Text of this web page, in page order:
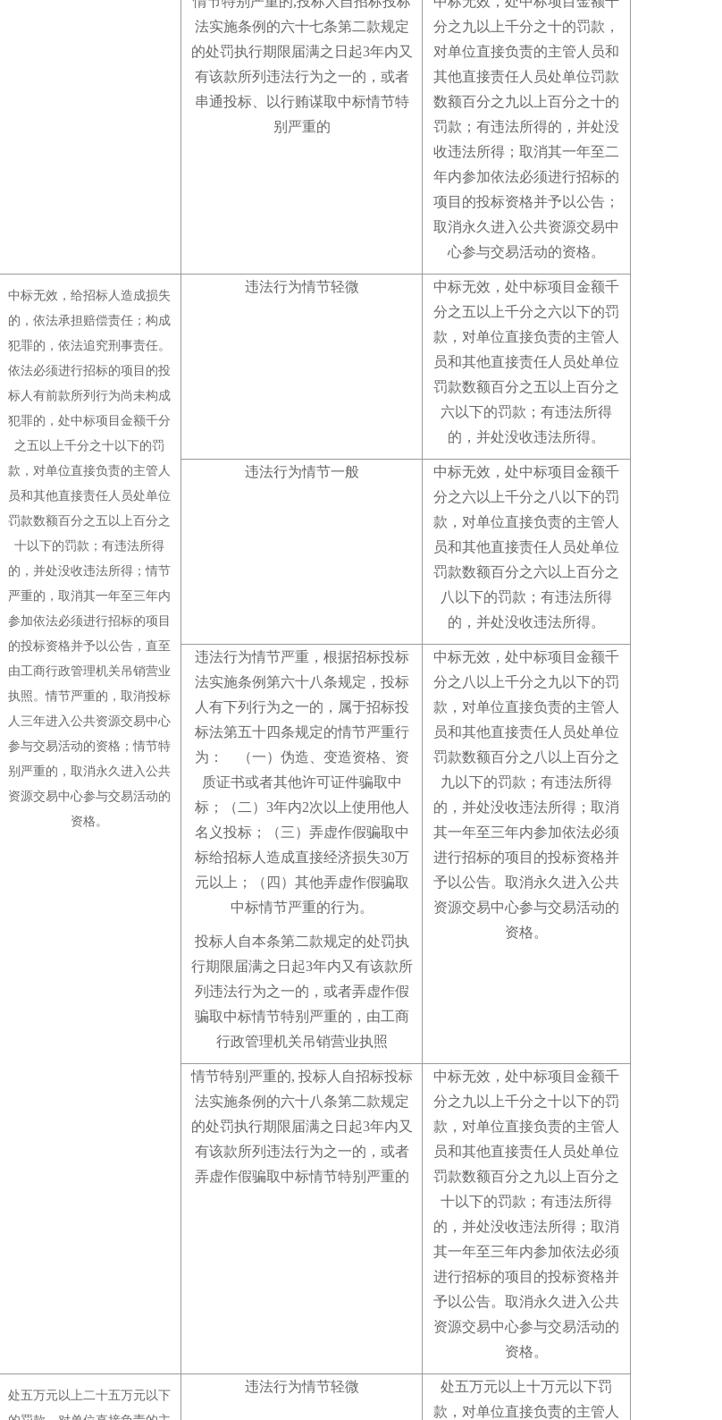
法实施条例的六十七条第二款规定
的处罚执行期限届满之日起3年内又
有该款所列违法行为之一的，或者
串通投标、以行贿谋取中标情节特
别严重的
分之九以上千分之十的罚款，
对单位直接负责的主管人员和
其他直接责任人员处单位罚款
数额百分之九以上百分之十的
罚款 ； 有违法所得的，并处没
收违法所得 ； 取消其一年至二
年内参加依法必须进行招标的
项目的投标资格并予以公告 ；
取消永久进入公共资源交易中
心参与交易活动的资格。
中标无效，给招标人造成损失
的，依法承担赔偿责任； 构成
犯罪的，依法追究刑事责任。
依法必须进行招标的项目的投
标人有前款所列行为尚未构成
犯罪的，处中标项目金额千分
之五以上千分之十以下的罚
款，对单位直接负责的主管人
员和其他直接责任人员处单位
罚款数额百分之五以上百分之
十以下的罚款 ； 有违法所得
的，并处没收违法所得；情节
严重的，取消其一年至三年内
参加依法必须进行招标的项目
的投标资格并予以公告，直至
由工商行政管理机关吊销营业
执照。情节严重的，取消投标
人三年进入公共资源交易中心
参与交易活动的资格 ；情节特
别严重的，取消永久进入公共
资源交易中心参与交易活动的
资格。
违法行为情节轻微
中标无效，处中标项目金额千
分之五以上千分之六以下的罚
款，对单位直接负责的主管人
员和其他直接责任人员处单位
罚款数额百分之五以上百分之
六以下的罚款 ； 有违法所得
的，并处没收违法所得。
违法行为情节一般
中标无效，处中标项目金额千
分之六以上千分之八以下的罚
款，对单位直接负责的主管人
员和其他直接责任人员处单位
罚款数额百分之六以上百分之
八以下的罚款 ； 有违法所得
的，并处没收违法所得。
违法行为情节严重，根据招标投标
法实施条例第六十八条规定，投标
人有下列行为之一的，属于招标投
标法第五十四条规定的情节严重行
为： （一）伪造、变造资格、资
质证书或者其他许可证件骗取中
标；
（二）3年内2次以上使用他人
名义投标；
（三）弄虚作假骗取中
标给招标人造成直接经济损失30万
元以上 ；
（四）其他弄虚作假骗取
中标情节严重的行为。
投标人自本条第二款规定的处罚执
行期限届满之日起3年内又有该款所
列违法行为之一的，或者弄虚作假
骗取中标情节特别严重的，由工商
行政管理机关吊销营业执照
中标无效，处中标项目金额千
分之八以上千分之九以下的罚
款，对单位直接负责的主管人
员和其他直接责任人员处单位
罚款数额百分之八以上百分之
九以下的罚款 ； 有违法所得
的，并处没收违法所得 ； 取消
其一年至三年内参加依法必须
进行招标的项目的投标资格并
予以公告。 取消永久进入公共
资源交易中心参与交易活动的
资格。
情节特别严重的, 投标人自招标投标
法实施条例的六十八条第二款规定
的处罚执行期限届满之日起3年内又
有该款所列违法行为之一的，或者
弄虚作假骗取中标情节特别严重的
中标无效，处中标项目金额千
分之九以上千分之十以下的罚
款，对单位直接负责的主管人
员和其他直接责任人员处单位
罚款数额百分之九以上百分之
十以下的罚款 ； 有违法所得
的，并处没收违法所得 ； 取消
其一年至三年内参加依法必须
进行招标的项目的投标资格并
予以公告。 取消永久进入公共
资源交易中心参与交易活动的
资格。
处五万元以上二十五万元以下
违法行为情节轻微
处五万元以上十万元以下罚
款，对单位直接负责的主管人